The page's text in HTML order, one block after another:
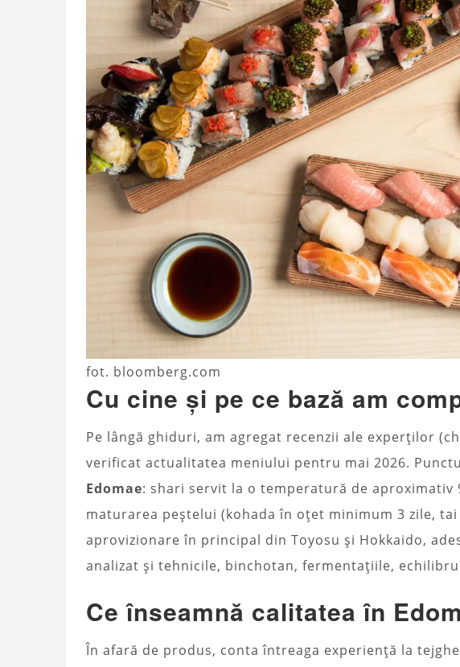
fot. bloomberg.com
Cu cine și pe ce bază am
Pe lângă ghiduri, am agregat recenzii ale experților
verificat actualitatea meniului pentru mai 2026.
Edomae: shari servit la o temperatură de aproximativ
maturarea peștelui (kohada în oțet minimum 3 zile,
aprovizionare în principal din Toyosu și Hokkaido,
analizat și tehnicile, binchotan, fermentațiile,
Ce înseamnă calitatea în
În afară de produs, conta întreaga experiență la